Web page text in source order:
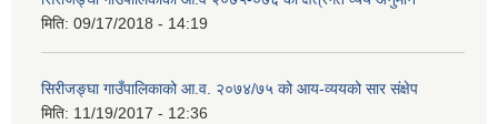
मिति: 09/17/2018 - 14:19
सिरीजङ्घा गाउँपालिकाको आ.व. २०७४/७५ को आय-व्ययको सार संक्षेप
मिति: 11/19/2017 - 12:36